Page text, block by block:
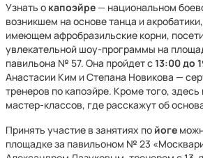
Узнать о капоэйре— национальном
возникшем на основе танца и
имеющем афробразильские корни,
увлекательной шоу-программы на
павильона № 57. Она пройдет с13:00 до
Анастасии Ким и Степана Новикова —
тренеров по капоэйре. Кроме того,
мастер-классов, где расскажут об
Принять участие в занятиях по йоге
площадке за павильоном № 23